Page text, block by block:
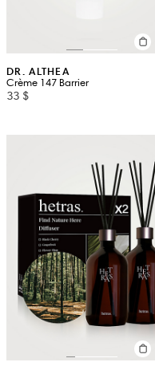
DR. ALTHEA
Crème 147 Barrier
33 $